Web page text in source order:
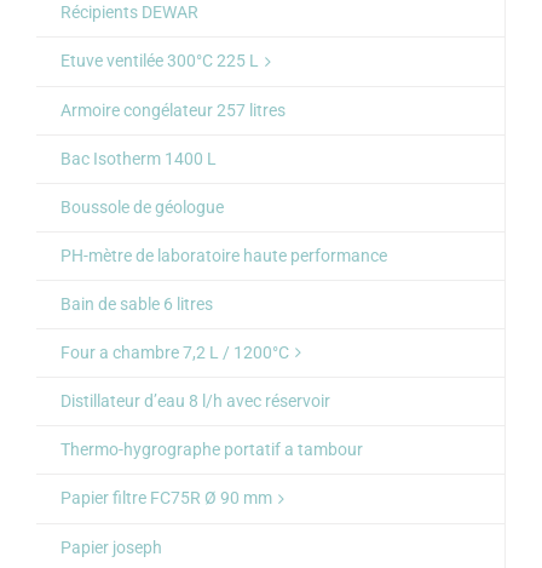
Récipients DEWAR
Etuve ventilée 300°C 225 L
Armoire congélateur 257 litres
Bac Isotherm 1400 L
Boussole de géologue
PH-mètre de laboratoire haute performance
Bain de sable 6 litres
Four a chambre 7,2 L / 1200°C
Distillateur d’eau 8 l/h avec réservoir
Thermo-hygrographe portatif a tambour
Papier filtre FC75R Ø 90 mm
Papier joseph